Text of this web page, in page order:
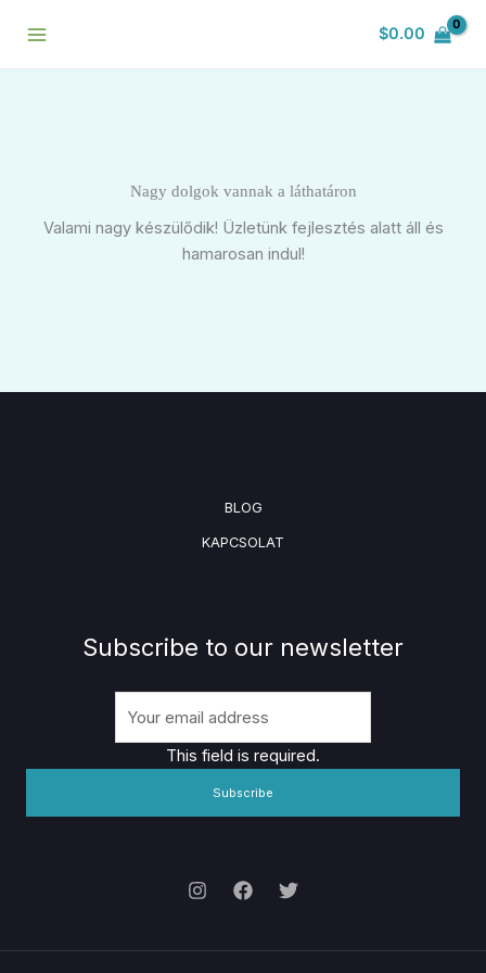
$0.00
Nagy dolgok vannak a láthatáron
Valami nagy készülődik! Üzletünk fejlesztés alatt áll és
hamarosan indul!
BLOG
KAPCSOLAT
Subscribe to our newsletter
This field is required.
Subscribe